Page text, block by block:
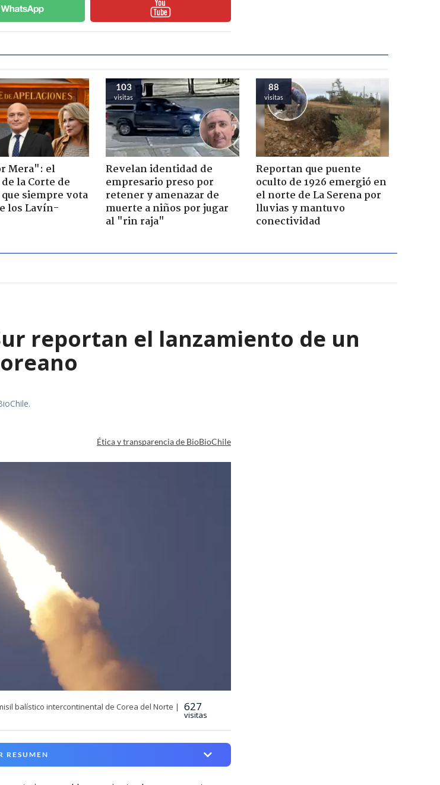
Mera": el
la Corte de
siempre vota
los Lavín-
103
visitas
Revelan identidad de
empresario preso por
retener y amenazar de
muerte a niños por jugar
al "rin raja"
88
visitas
Reportan que puente
oculto de 1926 emergió en
el norte de La Serena por
lluvias y mantuvo
conectividad
reportan el lanzamiento de un
Ética y transparencia de BioBioChile
balístico intercontinental de Corea del Norte | 627
visitas
RESUMEN